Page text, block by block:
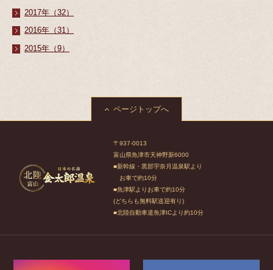
2017年（32）
2016年（31）
2015年（9）
ページトップへ
〒937-0013
富山県魚津市天神野新6000
■新幹線・黒部宇奈月温泉駅より
お車で約10分
■魚津駅よりお車で約10分
(どちらも無料駅送迎有り)
■北陸自動車道魚津ICより約10分